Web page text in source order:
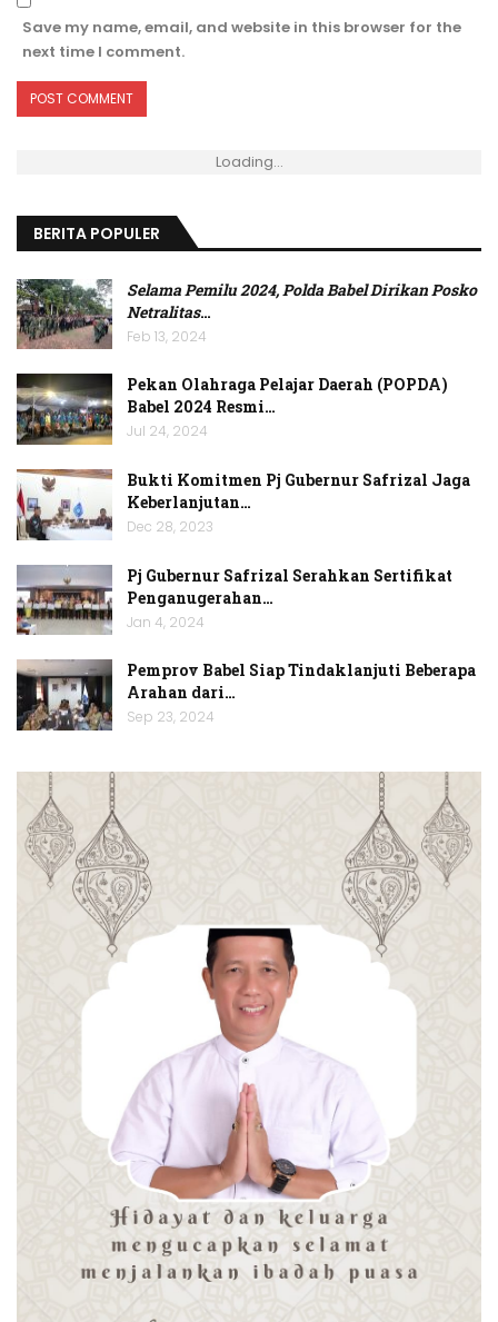
Save my name, email, and website in this browser for the
next time I comment.
Loading...
BERITA POPULER
Selama Pemilu 2024, Polda Babel Dirikan Posko
Netralitas…
Feb 13, 2024
Pekan Olahraga Pelajar Daerah (POPDA)
Babel 2024 Resmi…
Jul 24, 2024
Bukti Komitmen Pj Gubernur Safrizal Jaga
Keberlanjutan…
Dec 28, 2023
Pj Gubernur Safrizal Serahkan Sertifikat
Penganugerahan…
Jan 4, 2024
Pemprov Babel Siap Tindaklanjuti Beberapa
Arahan dari…
Sep 23, 2024